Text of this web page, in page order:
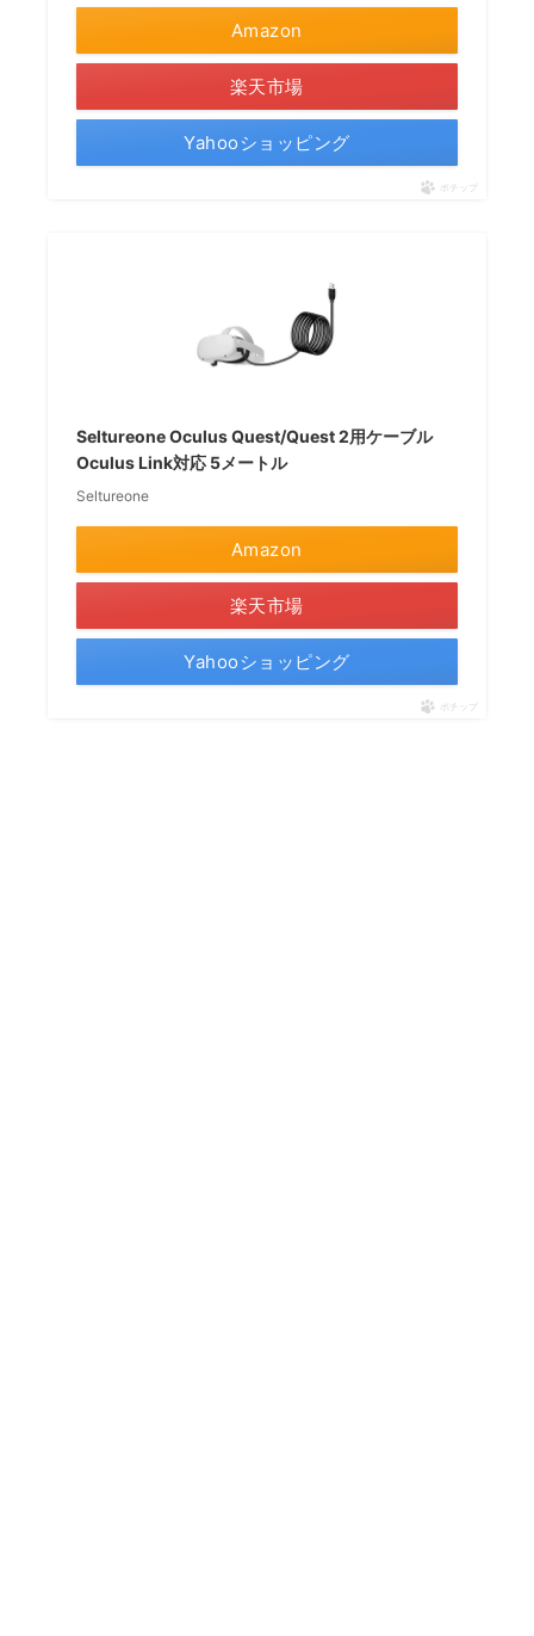
Amazon
楽天市場
Yahooショッピング
ポチップ
Seltureone Oculus Quest/Quest 2用ケーブル
Oculus Link対応 5メートル
Seltureone
Amazon
楽天市場
Yahooショッピング
ポチップ